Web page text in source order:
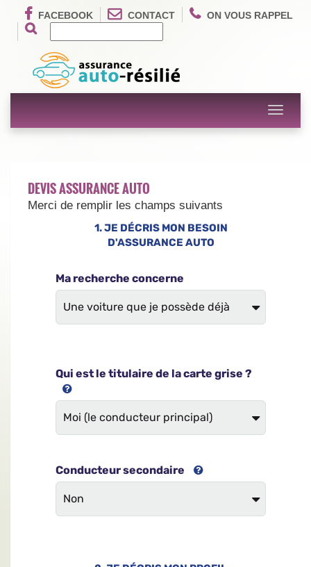
FACEBOOK CONTACT ON VOUS RAPPEL
Toggle
DEVIS ASSURANCE AUTO
Merci de remplir les champs suivants